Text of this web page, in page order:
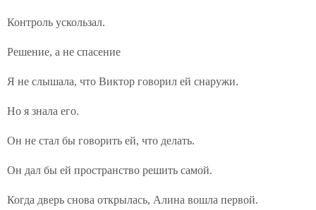
Контроль ускользал.
Решение, а не спасение
Я не слышала, что Виктор говорил ей снаружи.
Но я знала его.
Он не стал бы говорить ей, что делать.
Он дал бы ей пространство решить самой.
Когда дверь снова открылась, Алина вошла первой.